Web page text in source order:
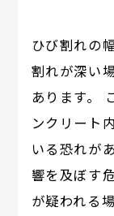
ひび割れの
割れが深い
あります。
ンクリート
いる恐れが
響を及ぼす
が疑われる